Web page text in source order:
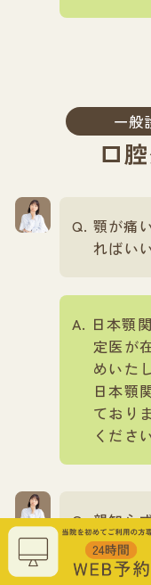
一般
口
顎が痛
ればい
日本顎
定医が
めいた
日本顎
ており
くださ
親知ら
られま
か？